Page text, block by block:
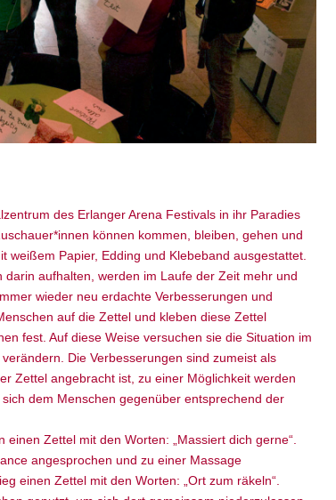
des Erlanger Arena Festivals in ihr Paradies
können kommen, bleiben, gehen und
Papier, Edding und Klebeband ausgestattet.
aufhalten, werden im Laufe der Zeit mehr und
wieder neu erdachte Verbesserungen und
auf die Zettel und kleben diese Zettel
fest. Auf diese Weise versuchen sie die Situation im
Die Verbesserungen sind zumeist als
Zettel angebracht ist, zu einer Möglichkeit werden
dem Menschen gegenüber entsprechend der
Zettel mit den Worten: „Massiert dich gerne“.
angesprochen und zu einer Massage
einen Zettel mit den Worten: „Ort zum räkeln“.